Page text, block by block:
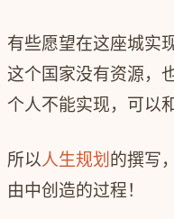
有些愿望在这座城实
这个国家没有资源，
个人不能实现，可以
所以人生规划 的撰写
由中创造的过程！